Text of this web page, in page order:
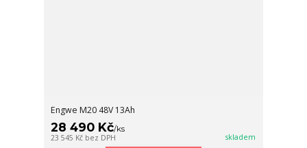
Engwe M20 48V 13Ah
28 490 Kč/ks
23 545 Kč bez DPH skladem